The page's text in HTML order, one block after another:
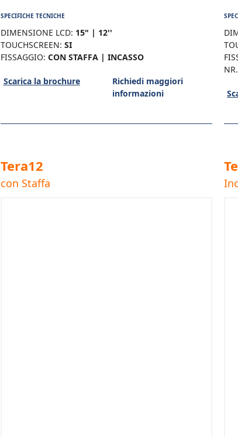
SPECIFICHE TECNICHE
DIMENSIONE LCD: 15" | 12''
TOUCHSCREEN: SI
FISSAGGIO: CON STAFFA | INCASSO
Scarica la brochure
Richiedi maggiori
informazioni
Tera12
con Staffa